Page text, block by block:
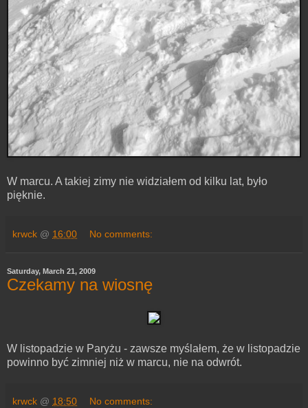
W marcu. A takiej zimy nie widziałem od kilku lat, było
pięknie.
krwck @ 16:00 No comments:
Saturday, March 21, 2009
Czekamy na wiosnę
W listopadzie w Paryżu - zawsze myślałem, że w listopadzie
powinno być zimniej niż w marcu, nie na odwrót.
krwck @ 18:50 No comments: